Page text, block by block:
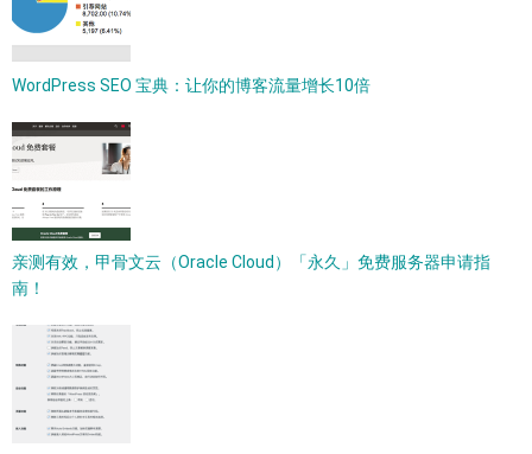
WordPress SEO 宝典：让你的博客流量增长10倍
亲测有效，甲骨文云（Oracle Cloud）「永久」免费服务器申请指
南！